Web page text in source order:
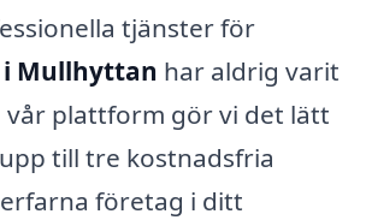
tjänster för
Mullhyttan har aldrig varit
vår plattform gör vi det lätt
till tre kostnadsfria
företag i ditt